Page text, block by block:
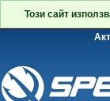
Този сайт